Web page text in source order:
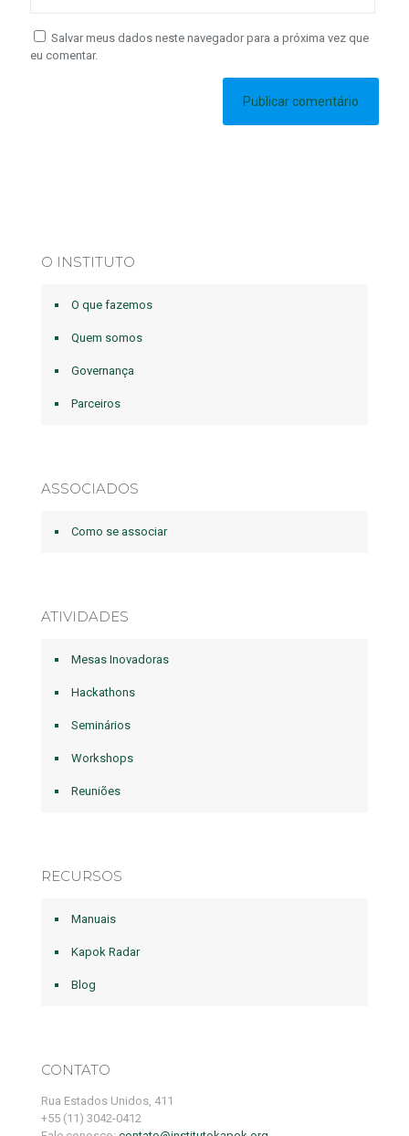
Salvar meus dados neste navegador para a próxima vez que
eu comentar.
O INSTITUTO
O que fazemos
Quem somos
Governança
Parceiros
ASSOCIADOS
Como se associar
ATIVIDADES
Mesas Inovadoras
Hackathons
Seminários
Workshops
Reuniões
RECURSOS
Manuais
Kapok Radar
Blog
CONTATO
Rua Estados Unidos, 411
+55 (11) 3042-0412